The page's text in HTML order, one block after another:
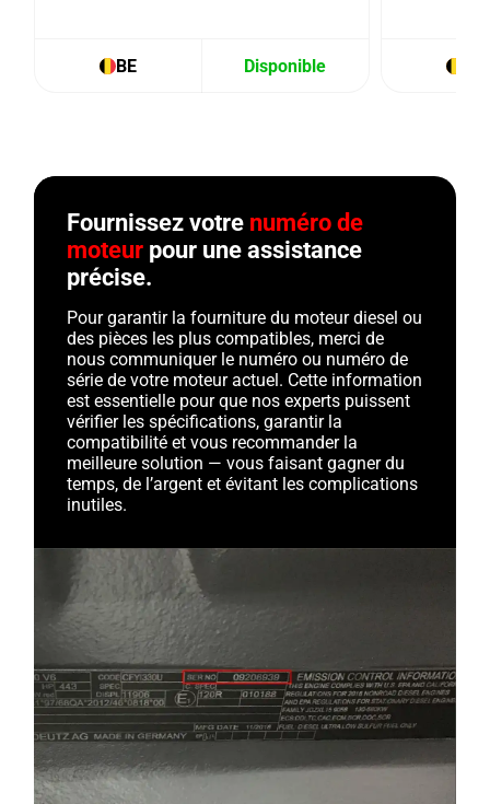
BE Disponible
Fournissez votre numéro de
moteur pour une assistance
précise.
Pour garantir la fourniture du moteur diesel ou
des pièces les plus compatibles, merci de
nous communiquer le numéro ou numéro de
série de votre moteur actuel. Cette information
est essentielle pour que nos experts puissent
vérifier les spécifications, garantir la
compatibilité et vous recommander la
meilleure solution — vous faisant gagner du
temps, de l’argent et évitant les complications
inutiles.